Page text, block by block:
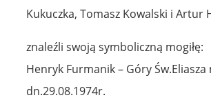
Kukuczka, Tomasz Kowalski i Artur
znaleźli swoją symboliczną mogiłę:
Henryk Furmanik – Góry Św.Eliasza
dn.29.08.1974r.